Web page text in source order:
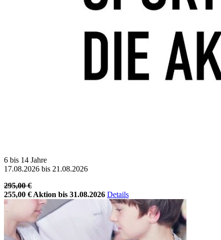
6 bis 14 Jahre
17.08.2026 bis 21.08.2026
295,00 €
255,00 € Aktion bis 31.08.2026 Details